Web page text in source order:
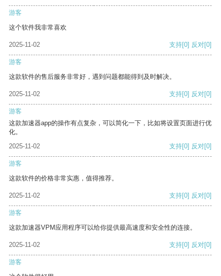
游客
这个软件我非常喜欢
2025-11-02 支持[0] 反对[0]
游客
这款软件的售后服务非常好，遇到问题都能得到及时解决。
2025-11-02 支持[0] 反对[0]
游客
这款加速器app的操作有点复杂，可以简化一下，比如将设置页面进行优
化。
2025-11-02
支持[0] 反对[0]
游客
这款软件的价格非常实惠，值得推荐。
2025-11-02 支持[0] 反对[0]
游客
这款加速器VPM应用程序可以给你提供最高速度和安全性的连接。
2025-11-02 支持[0] 反对[0]
游客